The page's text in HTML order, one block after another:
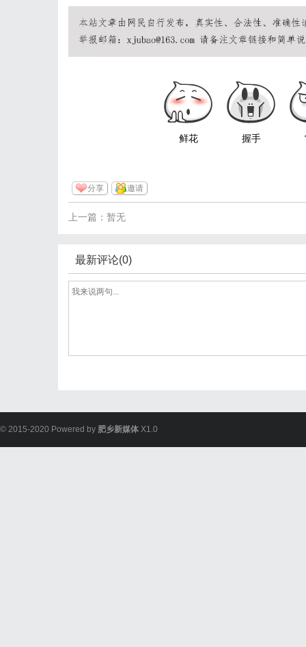
鲜花 握手
分享 邀请
上一篇：暂无
最新评论(0)
© 2015-2020 Powered by 肥乡新媒体 X1.0